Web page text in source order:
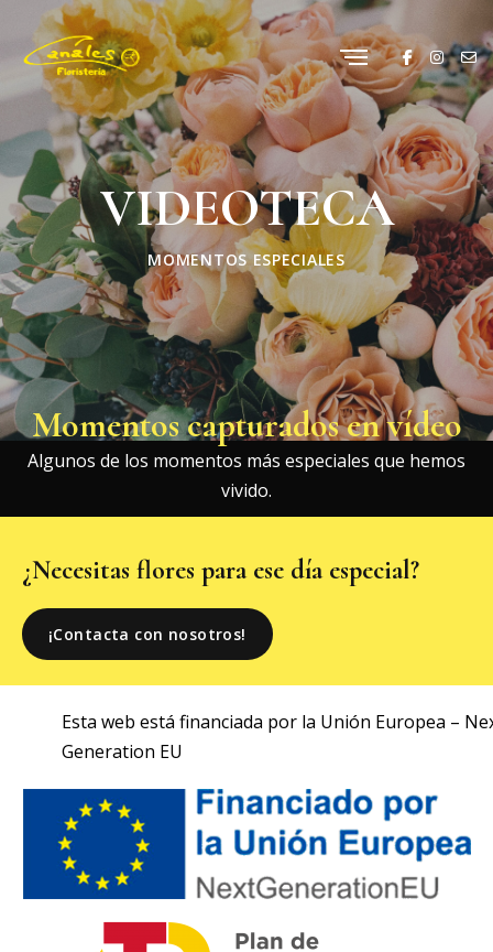
VIDEOTECA
MOMENTOS ESPECIALES
Momentos capturados en vídeo
Algunos de los momentos más especiales que hemos
vivido.
¿Necesitas flores para ese día especial?
¡Contacta con nosotros!
Esta web está financiada por la Unión Europea –
Generation EU